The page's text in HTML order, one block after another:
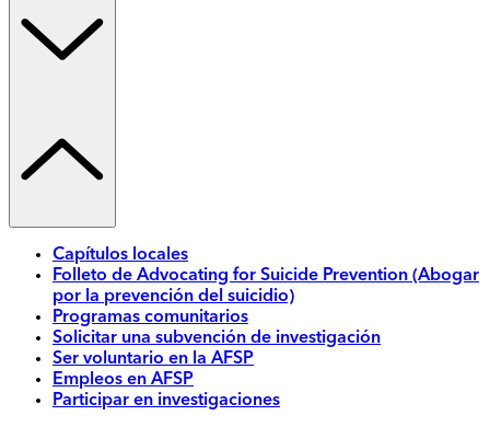
Capítulos locales
Folleto de Advocating for Suicide Prevention (Abogar
por la prevención del suicidio)
Programas comunitarios
Solicitar una subvención de investigación
Ser voluntario en la AFSP
Empleos en AFSP
Participar en investigaciones